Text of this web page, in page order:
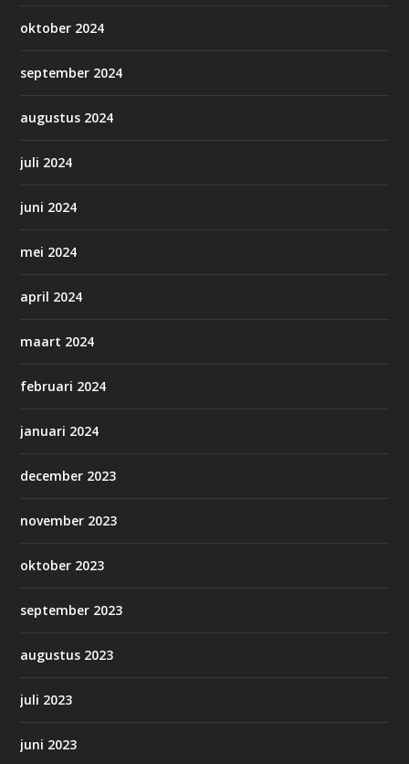
oktober 2024
september 2024
augustus 2024
juli 2024
juni 2024
mei 2024
april 2024
maart 2024
februari 2024
januari 2024
december 2023
november 2023
oktober 2023
september 2023
augustus 2023
juli 2023
juni 2023